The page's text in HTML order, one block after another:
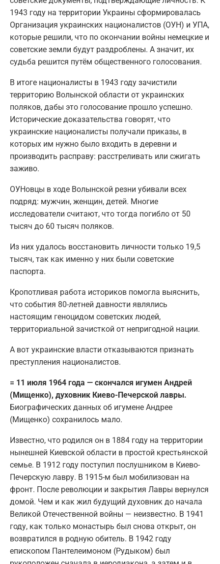
1943 году на территории Украины сформировалась
Организация украинских националистов (ОУН) и УПА,
которые решили, что по окончании войны немецкие и
советские земли будут раздроблены. А значит, их
судьба решится путём общественного голосования.
В итоге националисты в 1943 году зачистили
территорию Волынской области от украинских
поляков, дабы это голосование прошло успешно.
Исторические доказательства говорят, что
украинские националисты получали приказы, в
которых им нужно было входить в деревни и
производить расправу: расстреливать или сжигать
заживо.
ОУНовцы в ходе Волынской резни убивали всех
подряд: мужчин, женщин, детей. Многие
исследователи считают, что тогда погибло от 50
тысяч до 60 тысяч поляков.
Из них удалось восстановить личности только 19,5
тысяч, так как именно у них были советские
паспорта.
Кропотливая работа историков помогла выяснить,
что события 80-летней давности являлись
настоящим геноцидом советских людей,
территориальной зачисткой от непригодной нации.
А вот украинские власти отказываются признать
преступления националистов.
= 11 июля 1964 года — скончался игумен Андрей
(Мищенко), духовник Киево-Печерской лавры.
Биографических данных об игумене Андрее
(Мищенко) сохранилось мало.
Известно, что родился он в 1884 году на территории
нынешней Киевской области в простой крестьянской
семье. В 1912 году поступил послушником в Киево-
Печерскую лавру. В 1915-м был мобилизован на
фронт. После революции и закрытия Лавры вернулся
домой. Чем и как жил будущий духовник до начала
Великой Отечественной войны — неизвестно. В 1941
году, как только монастырь был снова открыт, он
возвратился в родную обитель. В 1942 году
епископом Пантелеимоном (Рудыком) был